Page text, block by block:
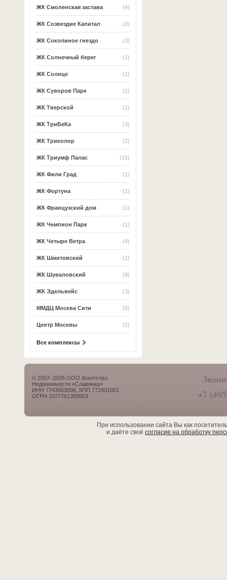
(4)
ЖК Смоленская застава
(3)
ЖК Созвездие Капитал
(3)
ЖК Соколиное гнездо
(1)
ЖК Солнечный берег
(1)
ЖК Солнце
(1)
ЖК Суворов Парк
(1)
ЖК Тверской
(3)
ЖК ТриБеКа
(2)
ЖК Триколор
(16)
ЖК Триумф Палас
(1)
ЖК Фили Град
(1)
ЖК Фортуна
(1)
ЖК Французский дом
(1)
ЖК Чемпион Парк
(4)
ЖК Четыре Ветра
(1)
ЖК Шмитовский
(9)
ЖК Шуваловский
(3)
ЖК Эдельвейс
(5)
ММДЦ Москва Сити
(1)
Центр Москвы
Все комплексы
© 2007–2026 ООО Агентство
Недвижимости «Славянка»
ИНН 7743663096, КПП 772901001
ОГРН 1077761389903
+7
При использовании сайта Вы как
и даёте своё согласие на обработку